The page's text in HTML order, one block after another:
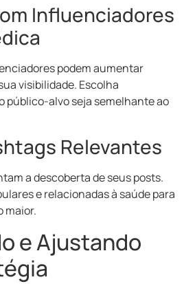
Influenciadores
podem aumentar
visibilidade. Escolha
público-alvo seja semelhante ao
Relevantes
a descoberta de seus posts.
e relacionadas à saúde para
maior.
e Ajustando